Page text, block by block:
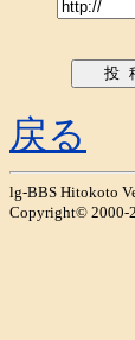
戻る
lg-BBS Hitokoto
Copyright© 2000-